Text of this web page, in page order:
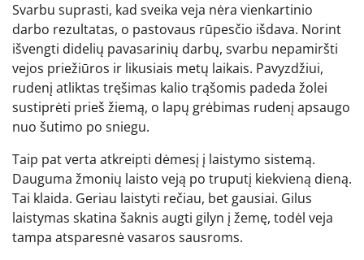
Svarbu suprasti, kad sveika veja nėra vienkartinio
darbo rezultatas, o pastovaus rūpesčio išdava. Norint
išvengti didelių pavasarinių darbų, svarbu nepamiršti
vejos priežiūros ir likusiais metų laikais. Pavyzdžiui,
rudenį atliktas tręšimas kalio trąšomis padeda žolei
sustiprėti prieš žiemą, o lapų grėbimas rudenį apsaugo
nuo šutimo po sniegu.
Taip pat verta atkreipti dėmesį į laistymo sistemą.
Dauguma žmonių laisto veją po truputį kiekvieną dieną.
Tai klaida. Geriau laistyti rečiau, bet gausiai. Gilus
laistymas skatina šaknis augti gilyn į žemę, todėl veja
tampa atsparesnė vasaros sausroms.